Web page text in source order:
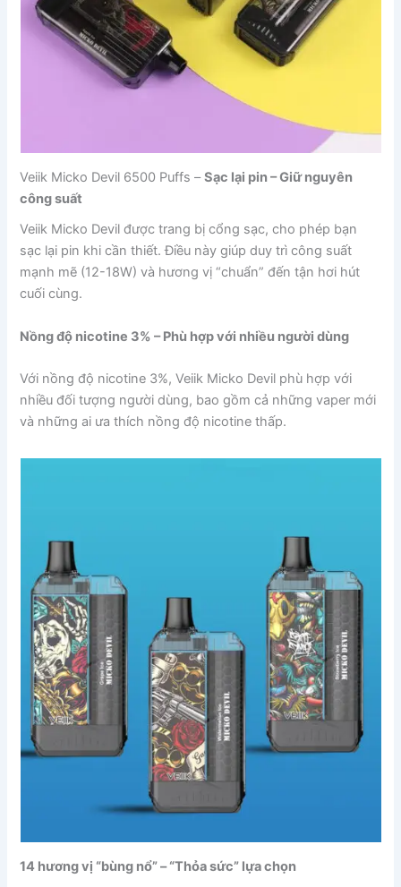
Veiik Micko Devil 6500 Puffs –Sạc lại pin – Giữ nguyên
công suất
Veiik Micko Devil được trang bị cổng sạc, cho phép bạn
sạc lại pin khi cần thiết. Điều này giúp duy trì công suất
mạnh mẽ (12-18W) và hương vị “chuẩn” đến tận hơi hút
cuối cùng.
Nồng độ nicotine 3% – Phù hợp với nhiều người dùng
Với nồng độ nicotine 3%, Veiik Micko Devil phù hợp với
nhiều đối tượng người dùng, bao gồm cả những vaper mới
và những ai ưa thích nồng độ nicotine thấp.
14 hương vị “bùng nổ” – “Thỏa sức” lựa chọn